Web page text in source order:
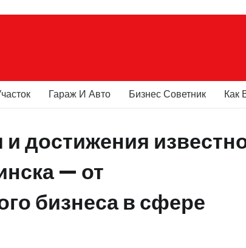
Гараж И Авто Бизнес Советник Как
достижения
— от
бизнеса в сфере